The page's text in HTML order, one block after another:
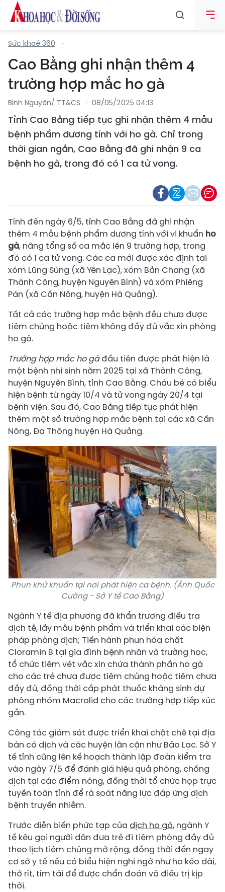
Sức khoẻ 360
Cao Bằng ghi nhận thêm 4
trường hợp mắc ho gà
Bình Nguyên/ TT&CS 08/05/2025 04:13
Tỉnh Cao Bằng tiếp tục ghi nhận thêm 4 mẫu
bệnh phẩm dương tính với ho gà. Chỉ trong
thời gian ngắn, Cao Bằng đã ghi nhận 9 ca
bệnh ho gà, trong đó có 1 ca tử vong.
Tính đến ngày 6/5, tỉnh Cao Bằng đã ghi nhận
thêm 4 mẫu bệnh phẩm dương tính với vi khuẩn ho
gà, nâng tổng số ca mắc lên 9 trường hợp, trong
đó có 1 ca tử vong. Các ca mới được xác định tại
xóm Lũng Súng (xã Yên Lạc), xóm Bản Chang (xã
Thành Công, huyện Nguyên Bình) và xóm Phiêng
Pán (xã Cần Nông, huyện Hà Quảng).
Tất cả các trường hợp mắc bệnh đều chưa được
tiêm chủng hoặc tiêm không đầy đủ vắc xin phòng
ho gà.
Trường hợp mắc ho gàđầu tiên được phát hiện là
một bệnh nhi sinh năm 2025 tại xã Thành Công,
huyện Nguyên Bình, tỉnh Cao Bằng. Cháu bé có biểu
hiện bệnh từ ngày 10/4 và tử vong ngày 20/4 tại
bệnh viện. Sau đó, Cao Bằng tiếp tục phát hiện
thêm một số trường hợp mắc bệnh tại các xã Cần
Nông, Đa Thông huyện Hà Quảng.
Phun khử khuẩn tại nơi phát hiện ca bệnh. (Ảnh Quốc
Cường - Sở Y tế Cao Bằng)
Ngành Y tế địa phương đã khẩn trương điều tra
dịch tễ, lấy mẫu bệnh phẩm và triển khai các biện
pháp phòng dịch; Tiến hành phun hóa chất
Cloramin B tại gia đình bệnh nhân và trường học,
tổ chức tiêm vét vắc xin chứa thành phần ho gà
cho các trẻ chưa được tiêm chủng hoặc tiêm chưa
đầy đủ, đồng thời cấp phát thuốc kháng sinh dự
phòng nhóm Macrolid cho các trường hợp tiếp xúc
gần.
Công tác giám sát được triển khai chặt chẽ tại địa
bàn có dịch và các huyện lân cận như Bảo Lạc. Sở Y
tế tỉnh cũng lên kế hoạch thành lập đoàn kiểm tra
vào ngày 7/5 để đánh giá hiệu quả phòng, chống
dịch tại các điểm nóng, đồng thời tổ chức họp trực
tuyến toàn tỉnh để rà soát năng lực đáp ứng dịch
bệnh truyền nhiễm.
Trước diễn biến phức tạp của dịch ho gà, ngành Y
tế kêu gọi người dân đưa trẻ đi tiêm phòng đầy đủ
theo lịch tiêm chủng mở rộng, đồng thời đến ngay
cơ sở y tế nếu có biểu hiện nghi ngờ như ho kéo dài,
thở rít, tím tái để được chẩn đoán và điều trị kịp
thời.